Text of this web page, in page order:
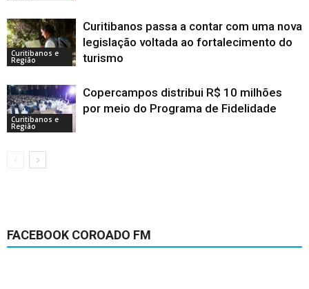
Curitibanos e
Região
Curitibanos passa a contar com uma nova
legislação voltada ao fortalecimento do
turismo
Curitibanos e
Região
Copercampos distribui R$ 10 milhões
por meio do Programa de Fidelidade
FACEBOOK COROADO FM